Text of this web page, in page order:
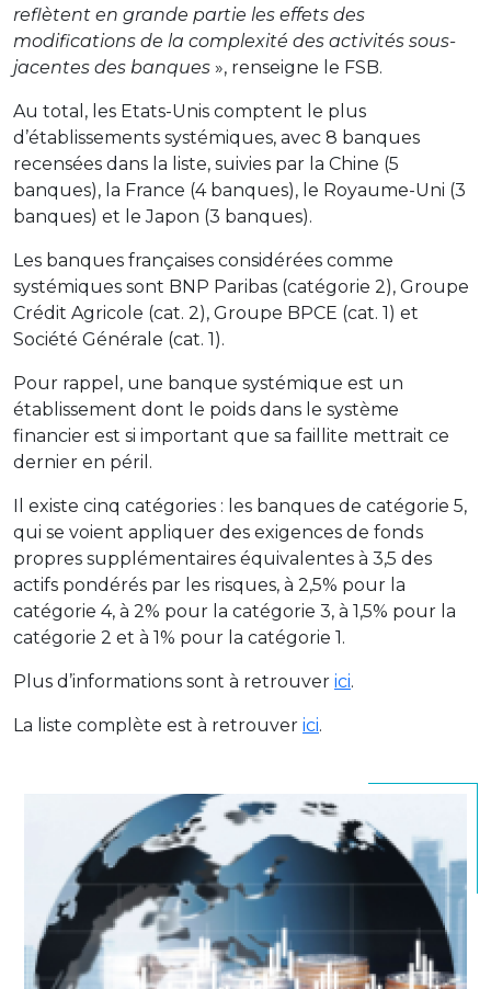
reflètent en grande partie les effets des
modifications de la complexité des activités sous-
jacentes des banques », renseigne le FSB.
Au total, les Etats-Unis comptent le plus
d’établissements systémiques, avec 8 banques
recensées dans la liste, suivies par la Chine (5
banques), la France (4 banques), le Royaume-Uni (3
banques) et le Japon (3 banques).
Les banques françaises considérées comme
systémiques sont BNP Paribas (catégorie 2), Groupe
Crédit Agricole (cat. 2), Groupe BPCE (cat. 1) et
Société Générale (cat. 1).
Pour rappel, une banque systémique est un
établissement dont le poids dans le système
financier est si important que sa faillite mettrait ce
dernier en péril.
Il existe cinq catégories : les banques de catégorie 5,
qui se voient appliquer des exigences de fonds
propres supplémentaires équivalentes à 3,5 des
actifs pondérés par les risques, à 2,5% pour la
catégorie 4, à 2% pour la catégorie 3, à 1,5% pour la
catégorie 2 et à 1% pour la catégorie 1.
Plus d’informations sont à retrouver ici.
La liste complète est à retrouver ici.